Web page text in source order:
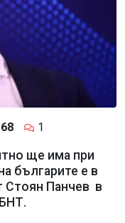
1
ще има при
българите е в
Стоян Панчев в